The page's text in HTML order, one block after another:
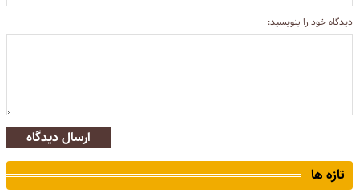
دیدگاه خود را بنویسید:
ارسال دیدگاه
تازه ها